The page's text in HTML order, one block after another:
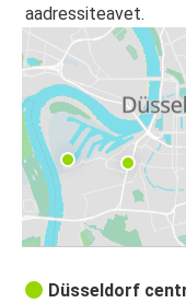
Köln
aadressiteavet.
Düsseldorf